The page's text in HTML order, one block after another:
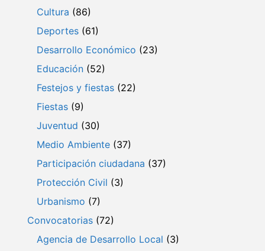
Cultura (86)
Deportes (61)
Desarrollo Económico (23)
Educación (52)
Festejos y fiestas (22)
Fiestas (9)
Juventud (30)
Medio Ambiente (37)
Participación ciudadana (37)
Protección Civil (3)
Urbanismo (7)
Convocatorias (72)
Agencia de Desarrollo Local (3)